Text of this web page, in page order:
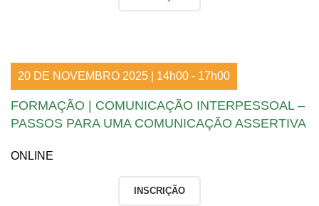
20 DE NOVEMBRO 2025 | 14h00 - 17h00
FORMAÇÃO | COMUNICAÇÃO INTERPESSOAL –
PASSOS PARA UMA COMUNICAÇÃO ASSERTIVA
ONLINE
INSCRIÇÃO